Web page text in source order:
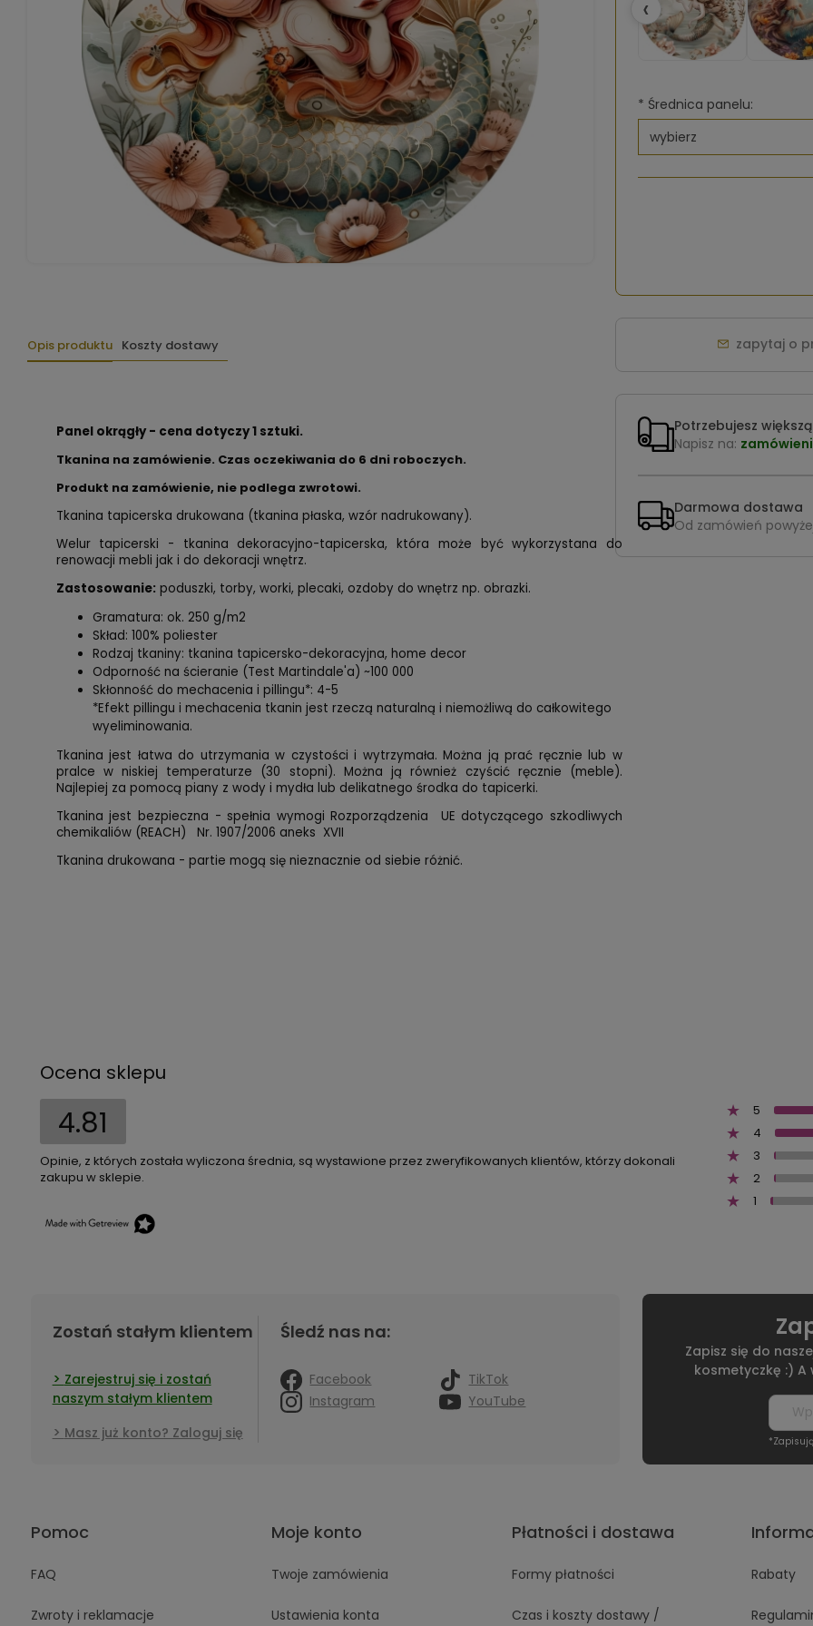
Opis produktu Koszty dostawy
Panel okrągły - cena dotyczy 1 sztuki.
Tkanina na zamówienie. Czas oczekiwania do 6 dni roboczych.
Produkt na zamówienie, nie podlega zwrotowi.
Tkanina tapicerska drukowana (tkanina płaska, wzór nadrukowany).
Welur tapicerski - tkanina dekoracyjno-tapicerska, która może być wykorzystana do
renowacji mebli jak i do dekoracji wnętrz.
Zastosowanie: poduszki, torby, worki, plecaki, ozdoby do wnętrz np. obrazki.
Gramatura: ok. 250 g/m2
Skład: 100% poliester
Rodzaj tkaniny: tkanina tapicersko-dekoracyjna, home decor
Odporność na ścieranie (Test Martindale'a) ~100 000
Skłonność do mechacenia i pillingu*: 4-5
*Efekt pillingu i mechacenia tkanin jest rzeczą naturalną i niemożliwą do całkowitego
wyeliminowania.
Tkanina jest łatwa do utrzymania w czystości i wytrzymała. Można ją prać ręcznie lub w
pralce w niskiej temperaturze (30 stopni). Można ją również czyścić ręcznie (meble).
Najlepiej za pomocą piany z wody i mydła lub delikatnego środka do tapicerki.
Tkanina jest bezpieczna - spełnia wymogi Rozporządzenia UE dotyczącego szkodliwych
chemikaliów (REACH) Nr. 1907/2006 aneks XVII
Tkanina drukowana - partie mogą się nieznacznie od siebie różnić.
‹
* Średnica panelu:
zapytaj o
Potrzebujesz
Napisz na:
Darmowa dostawa
Od zamówień
Ocena sklepu
4.81
Opinie, z których została wyliczona średnia, są wystawione przez zweryfikowanych klientów, którzy dokonali
zakupu w sklepie.
5
4
3
2
1
Zostań stałym klientem
Zarejestruj się i zostań
naszym stałym klientem
Masz już konto? Zaloguj się
Śledź nas na:
Facebook
TikTok
Instagram
YouTube
Zapisz się do
kosmetyczkę :)
Pomoc
FAQ
Zwroty i reklamacje
Moje konto
Twoje zamówienia
Ustawienia konta
Płatności i dostawa
Formy płatności
Czas i koszty dostawy /
Rabaty